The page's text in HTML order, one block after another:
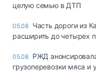
целую семью в ДТП
05.08 Часть дороги из
расширить до четырех
05.08 РЖД
грузоперевозки мяса и